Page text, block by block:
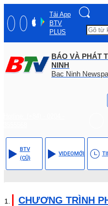
Tải App
BTV
PLUS
BÁO VÀ PHÁT
NINH
Bac Ninh
BTV
(CŨ)
VIDEOMỚI
CHƯƠNG TRÌNH